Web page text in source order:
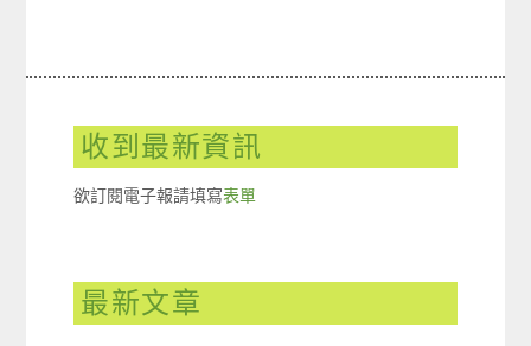
收到最新資訊
欲訂閱電子報請填寫表單
最新文章